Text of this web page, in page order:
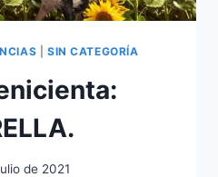
SIN CATEGORÍA
de 2021